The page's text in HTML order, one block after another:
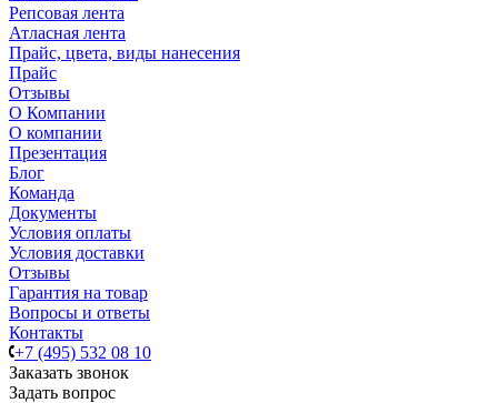
Репсовая лента
Атласная лента
Прайс, цвета, виды нанесения
Прайс
Отзывы
О Компании
О компании
Презентация
Блог
Команда
Документы
Условия оплаты
Условия доставки
Отзывы
Гарантия на товар
Вопросы и ответы
Контакты
+7 (495) 532 08 10
Заказать звонок
Задать вопрос